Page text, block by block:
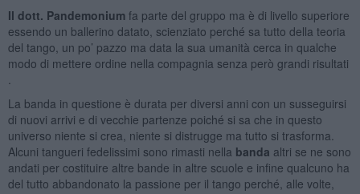
Il dott. Pandemoniumfa parte del gruppo ma è di livello superiore
essendo un ballerino datato, scienziato perché sa tutto della teoria
del tango, un po’ pazzo ma data la sua umanità cerca in qualche
modo di mettere ordine nella compagnia senza però grandi risultati
La banda in questione è durata per diversi anni con un susseguirsi
di nuovi arrivi e di vecchie partenze poiché si sa che in questo
universo niente si crea, niente si distrugge ma tutto si trasforma.
Alcuni tangueri fedelissimi sono rimasti nella banda altri se ne sono
andati per costituire altre bande in altre scuole e infine qualcuno ha
del tutto abbandonato la passione per il tango perché, alle volte,